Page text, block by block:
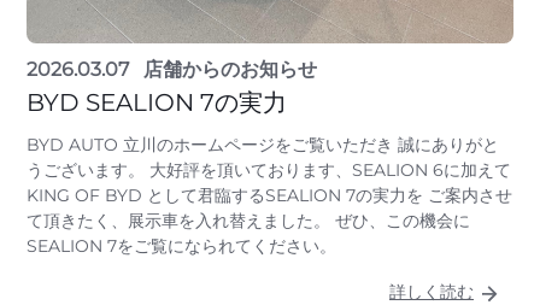
2026.03.07 店舗からのお知らせ
BYD SEALION 7の実力
BYD AUTO 立川のホームページをご覧いただき 誠にありがと
うございます。 大好評を頂いております、SEALION 6に加えて
KING OF BYD として君臨するSEALION 7の実力を ご案内させ
て頂きたく、展示車を入れ替えました。 ぜひ、この機会に
SEALION 7をご覧になられてください。
詳しく読む